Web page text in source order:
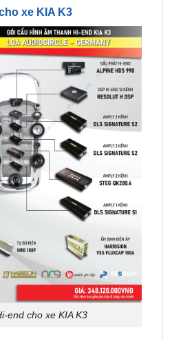
end cho xe KIA K3
xe KIA K3 với combo loa